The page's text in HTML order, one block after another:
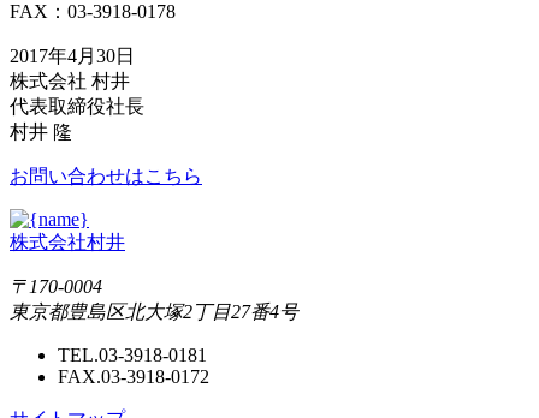
FAX：03-3918-0178
2017年4月30日
株式会社 村井
代表取締役社長
村井 隆
お問い合わせはこちら
株式会社村井
〒170-0004
東京都豊島区北大塚2丁目27番4号
TEL.03-3918-0181
FAX.03-3918-0172